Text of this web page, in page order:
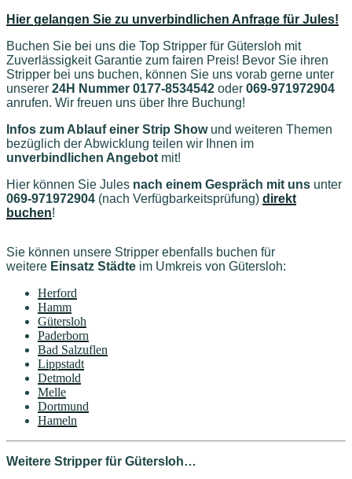
Hier gelangen Sie zu unverbindlichen Anfrage für Jules!
Buchen Sie bei uns die Top Stripper für Gütersloh mit
Zuverlässigkeit Garantie zum fairen Preis! Bevor Sie ihren
Stripper bei uns buchen, können Sie uns vorab gerne unter
unserer 24H Nummer 0177-8534542 oder 069-971972904
anrufen. Wir freuen uns über Ihre Buchung!
Infos zum Ablauf einer Strip Showund weiteren Themen
bezüglich der Abwicklung teilen wir Ihnen im
unverbindlichen Angebot mit!
Hier können Sie Jules nach einem Gespräch mit uns unter
069-971972904 (nach Verfügbarkeitsprüfung) direkt
buchen!
Sie können unsere Stripper ebenfalls buchen für
weitere Einsatz Städte im Umkreis von Gütersloh:
Herford
Hamm
Gütersloh
Paderborn
Bad Salzuflen
Lippstadt
Detmold
Melle
Dortmund
Hameln
Weitere Stripper für Gütersloh…